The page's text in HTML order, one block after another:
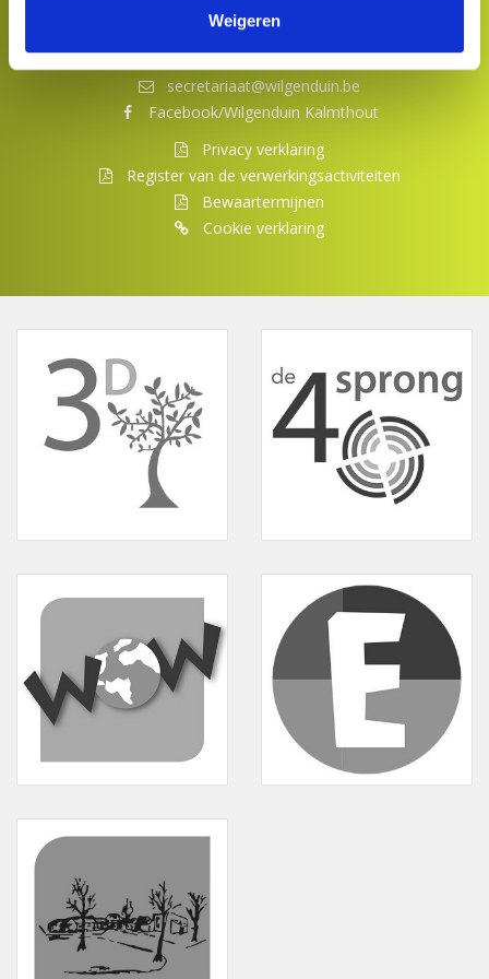
Weigeren
+32 (0)3 666 60 24
secretariaat@wilgenduin.be
Facebook/Wilgenduin Kalmthout
Privacy verklaring
Register van de verwerkingsactiviteiten
Bewaartermijnen
Cookie verklaring